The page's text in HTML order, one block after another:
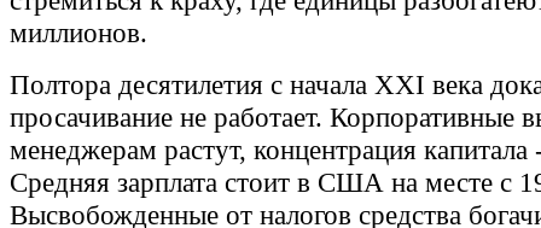
миллионов.
Полтора десятилетия с начала XXI века
просачивание не работает. Корпоративные
менеджерам растут, концентрация капитала
Средняя зарплата стоит в США на месте с
Высвобожденные от налогов средства